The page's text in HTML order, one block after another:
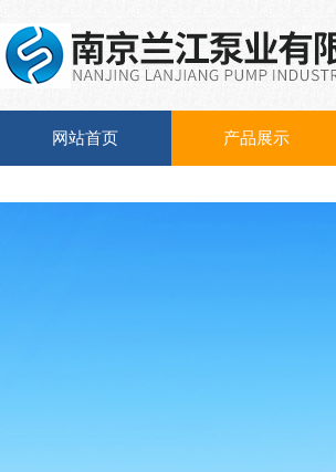
网站首页 产品展示